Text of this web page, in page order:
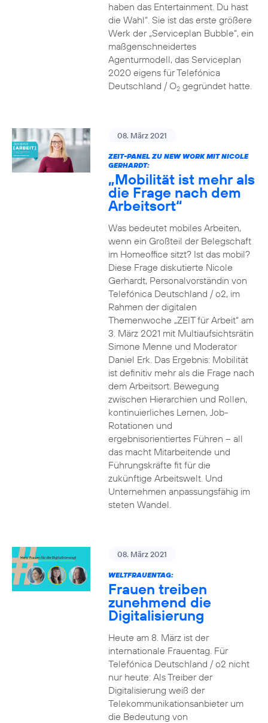
haben das Entertainment. Du hast
die Wahl“. Sie ist das erste größere
Werk der „Serviceplan Bubble“, ein
maßgenschneidertes
Agenturmodell, das Serviceplan
2020 eigens für Telefónica
Deutschland / O2gegründet hatte.
08. März 2021
ZEIT-PANEL ZU NEW WORK MIT NICOLE
GERHARDT:
„Mobilität ist mehr als
die Frage nach dem
Arbeitsort“
Was bedeutet mobiles Arbeiten,
wenn ein Großteil der Belegschaft
im Homeoffice sitzt? Ist das mobil?
Diese Frage diskutierte Nicole
Gerhardt, Personalvorständin von
Telefónica Deutschland / o2, im
Rahmen der digitalen
Themenwoche „ZEIT für Arbeit“ am
3. März 2021 mit Multiaufsichtsrätin
Simone Menne und Moderator
Daniel Erk. Das Ergebnis: Mobilität
ist definitiv mehr als die Frage nach
dem Arbeitsort. Bewegung
zwischen Hierarchien und Rollen,
kontinuierliches Lernen, Job-
Rotationen und
ergebnisorientiertes Führen – all
das macht Mitarbeitende und
Führungskräfte fit für die
zukünftige Arbeitswelt. Und
Unternehmen anpassungsfähig im
steten Wandel.
08. März 2021
WELTFRAUENTAG:
Frauen treiben
zunehmend die
Digitalisierung
Heute am 8. März ist der
internationale Frauentag. Für
Telefónica Deutschland / o2 nicht
nur heute: Als Treiber der
Digitalisierung weiß der
Telekommunikationsanbieter um
die Bedeutung von